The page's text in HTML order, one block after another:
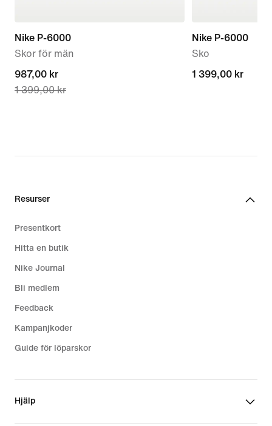
Nike P-6000
Skor för män
current
price
1 399,00 kr
987,00 kr
1 399,00 kr
Nike P-6000
Sko
1 399,00 kr
1 399,00 kr
Resurser
Presentkort
Hitta en butik
Nike Journal
Bli medlem
Feedback
Kampanjkoder
Guide för löparskor
Hjälp